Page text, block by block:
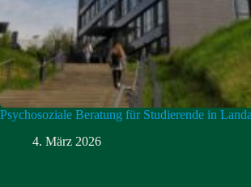
Psychosoziale Beratung für Studierende in
4. März 2026